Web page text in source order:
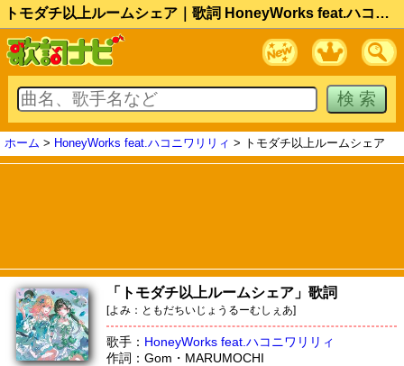
トモダチ以上ルームシェア｜歌詞 HoneyWorks feat.ハコニワリリィ
ホーム > HoneyWorks feat.ハコニワリリィ > トモダチ以上ルームシェア
「トモダチ以上ルームシェア」歌詞
[よみ：ともだちいじょうるーむしぇあ]
歌手： HoneyWorks feat.ハコニワリリィ
作詞：Gom・MARUMOCHI